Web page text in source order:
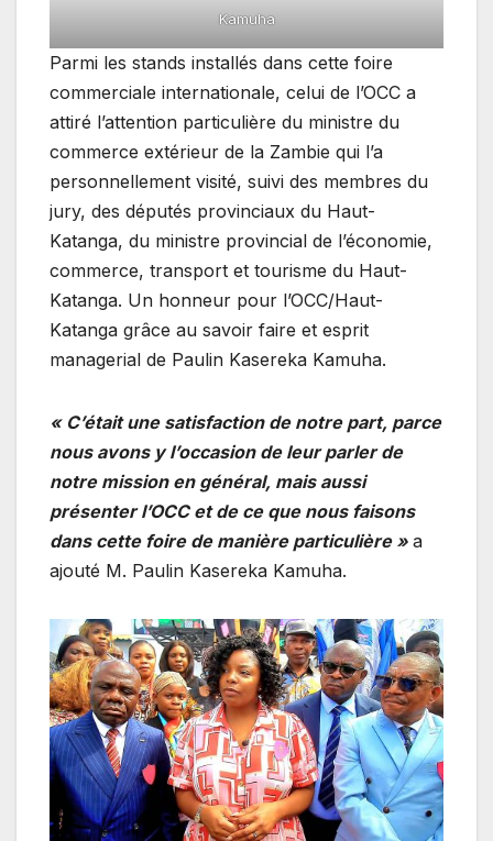
Kamuha
Parmi les stands installés dans cette foire
commerciale internationale, celui de l’OCC a
attiré l’attention particulière du ministre du
commerce extérieur de la Zambie qui l’a
personnellement visité, suivi des membres du
jury, des députés provinciaux du Haut-
Katanga, du ministre provincial de l’économie,
commerce, transport et tourisme du Haut-
Katanga. Un honneur pour l’OCC/Haut-
Katanga grâce au savoir faire et esprit
managerial de Paulin Kasereka Kamuha.
« C’était une satisfaction de notre part, parce
nous avons y l’occasion de leur parler de
notre mission en général, mais aussi
présenter l’OCC et de ce que nous faisons
dans cette foire de manière particulière » a
ajouté M. Paulin Kasereka Kamuha.